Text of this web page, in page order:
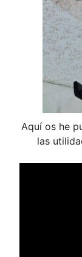
Aquí os he
las